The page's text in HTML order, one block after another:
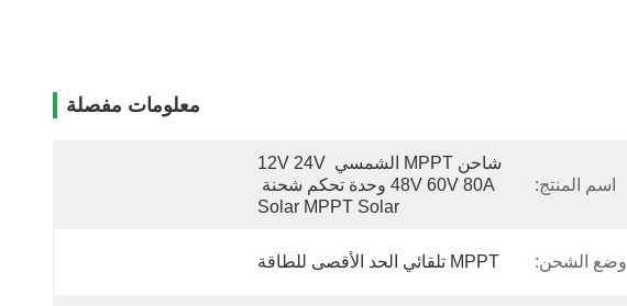
معلومات مفصلة
اسم المنتج:
شاحن MPPT الشمسي 12V 24V
Solar MPPT Solar
وضع الشحن: MPPT تلقائي الحد الأقصى للطاقة